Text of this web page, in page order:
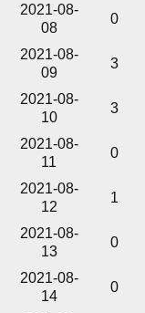
2021-08-
08
0
2021-08-
09
3
2021-08-
10
3
2021-08-
11
0
2021-08-
12
1
2021-08-
13
0
2021-08-
14
0